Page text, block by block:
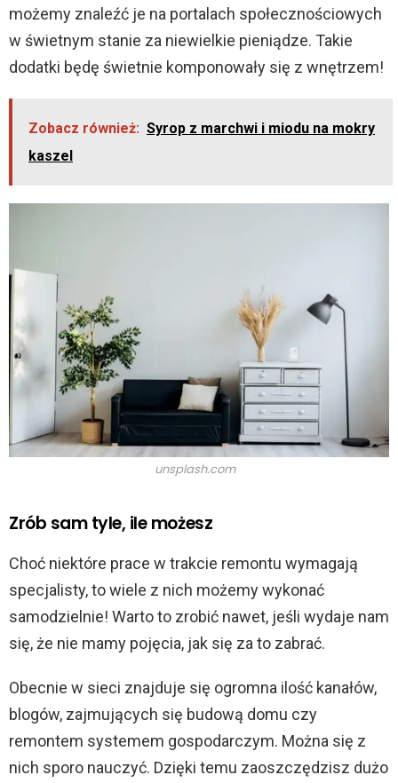
możemy znaleźć je na portalach społecznościowych
w świetnym stanie za niewielkie pieniądze. Takie
dodatki będę świetnie komponowały się z wnętrzem!
Zobacz również: Syrop z marchwi i miodu na mokry
kaszel
unsplash.com
Zrób sam tyle, ile możesz
Choć niektóre prace w trakcie remontu wymagają
specjalisty, to wiele z nich możemy wykonać
samodzielnie! Warto to zrobić nawet, jeśli wydaje nam
się, że nie mamy pojęcia, jak się za to zabrać.
Obecnie w sieci znajduje się ogromna ilość kanałów,
blogów, zajmujących się budową domu czy
remontem systemem gospodarczym. Można się z
nich sporo nauczyć. Dzięki temu zaoszczędzisz dużo